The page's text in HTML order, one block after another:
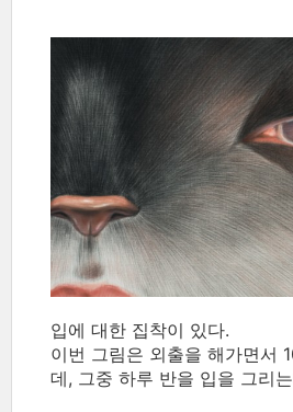
입에 대한 집착이 있다.
이번 그림은 외출을 해가면서
데, 그중 하루 반을 입을 그리